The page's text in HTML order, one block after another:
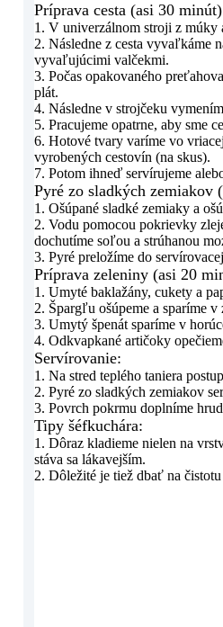
Príprava cesta (asi 30
1. V univerzálnom stroji z múky
2. Následne z cesta vyvaľkáme
vyvaľujúcimi valčekmi.
3. Počas opakovaného
plát.
4. Následne v strojčeku
5. Pracujeme opatrne, aby sme
6. Hotové tvary varíme vo
vyrobených cestovín (na skus).
7. Potom ihneď servírujeme
Pyré zo sladkých zemiakov
1. Ošúpané sladké zemiaky a
2. Vodu pomocou pokrievky
dochutíme soľou a strúhanou
3. Pyré preložíme do
Príprava zeleniny (asi 20
1. Umyté baklažány, cukety a
2. Špargľu ošúpeme a sparíme
3. Umytý špenát sparíme v
4. Odkvapkané artičoky
Servírovanie:
1. Na stred teplého taniera
2. Pyré zo sladkých zemiakov
3. Povrch pokrmu doplníme
Tipy šéfkuchára:
1. Dôraz kladieme nielen na
stáva sa lákavejším.
2. Dôležité je tiež dbať na